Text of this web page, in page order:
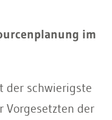
im
der schwierigste
Vorgesetzten der